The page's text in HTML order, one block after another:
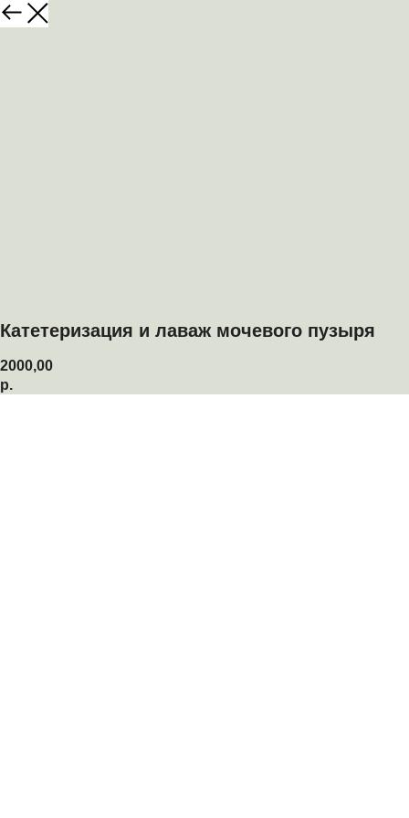
Катетеризация и лаваж мочевого пузыря
2000,00
р.